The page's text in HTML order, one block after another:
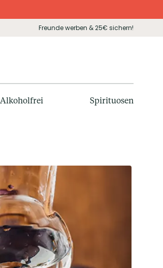
Freunde werben & 25€ sichern!
Alkoholfrei Spirituosen